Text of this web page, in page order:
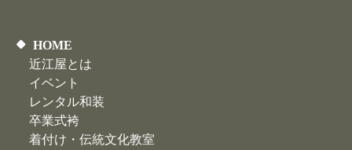
HOME
近江屋とは
イベント
レンタル和装
卒業式袴
着付け・伝統文化教室